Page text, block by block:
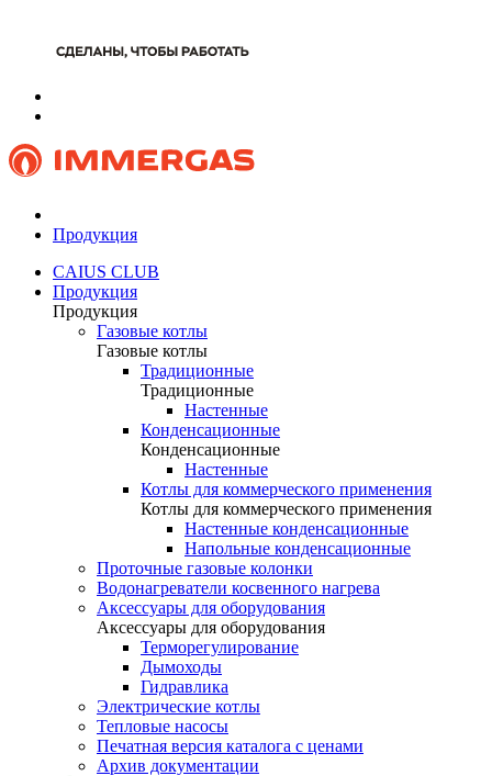
Продукция
CAIUS CLUB
Продукция
Продукция
Газовые котлы
Газовые котлы
Традиционные
Традиционные
Настенные
Конденсационные
Конденсационные
Настенные
Котлы для коммерческого применения
Котлы для коммерческого применения
Настенные конденсационные
Напольные конденсационные
Проточные газовые колонки
Водонагреватели косвенного нагрева
Аксессуары для оборудования
Аксессуары для оборудования
Терморегулирование
Дымоходы
Гидравлика
Электрические котлы
Тепловые насосы
Печатная версия каталога с ценами
Архив документации